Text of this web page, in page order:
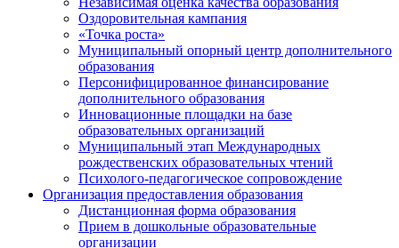
Оздоровительная кампания
«Точка роста»
Муниципальный опорный центр дополнительного
образования
Персонифицированное финансирование
дополнительного образования
Инновационные площадки на базе
образовательных организаций
Муниципальный этап Международных
рождественских образовательных чтений
Психолого-педагогическое сопровождение
Организация предоставления образования
Дистанционная форма образования
Прием в дошкольные образовательные
организации